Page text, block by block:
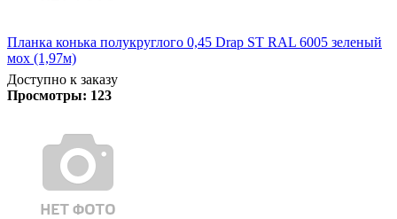
Планка конька полукруглого 0,45 Drap ST RAL 6005 зеленый
мох (1,97м)
Доступно к заказу
Просмотры: 123